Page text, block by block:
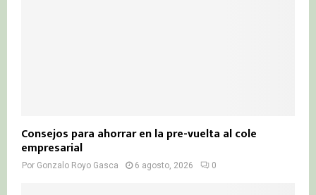
Consejos para ahorrar en la pre-vuelta al cole
empresarial
Por Gonzalo Royo Gasca 6 agosto, 2026 0